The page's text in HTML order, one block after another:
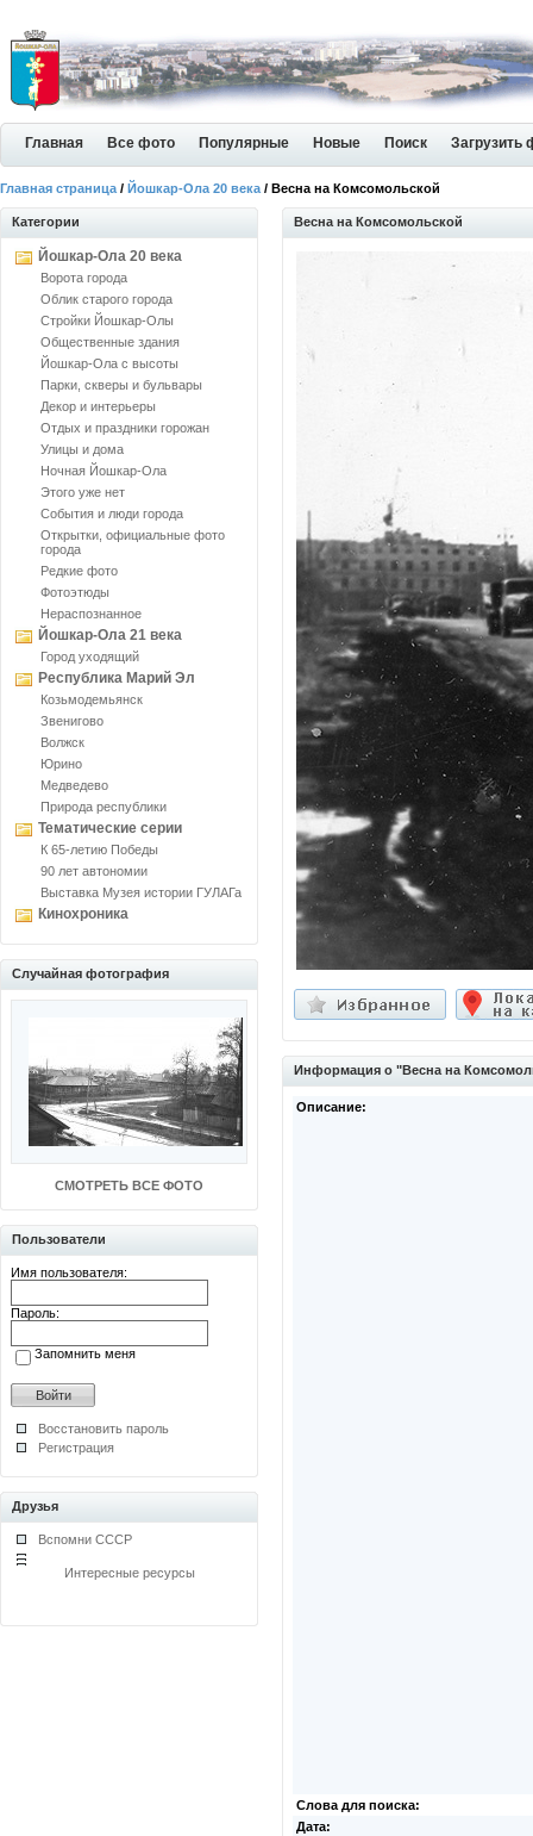
Главная Все фото Популярные Новые Поиск Загрузить
Главная страница / Йошкар-Ола 20 века / Весна на Комсомольской
Категории
Йошкар-Ола 20 века
Ворота города
Облик старого города
Стройки Йошкар-Олы
Общественные здания
Йошкар-Ола с высоты
Парки, скверы и бульвары
Декор и интерьеры
Отдых и праздники горожан
Улицы и дома
Ночная Йошкар-Ола
Этого уже нет
События и люди города
Открытки, официальные фото
города
Редкие фото
Фотоэтюды
Нераспознанное
Йошкар-Ола 21 века
Город уходящий
Республика Марий Эл
Козьмодемьянск
Звенигово
Волжск
Юрино
Медведево
Природа республики
Тематические серии
К 65-летию Победы
90 лет автономии
Выставка Музея истории ГУЛАГа
Кинохроника
Случайная фотография
СМОТРЕТЬ ВСЕ ФОТО
Пользователи
Имя пользователя:
Пароль:
Запомнить меня
Восстановить пароль
Регистрация
Друзья
Вспомни СССР
Интересные ресурсы
Весна на Комсомольской
Информация о "Весна на
Описание:
Слова для поиска:
Дата: